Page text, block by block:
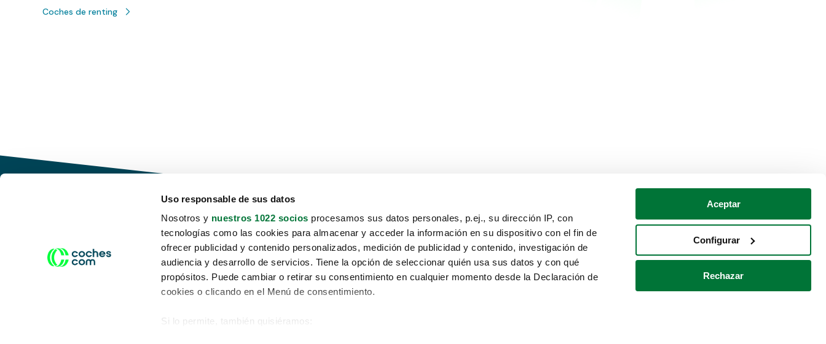
Uso responsable de sus datos
Nosotros y nuestros 1022 socios procesamos sus datos personales, p.ej., su dirección IP, con
tecnologías como las cookies para almacenar y acceder la información en su dispositivo con el fin de
ofrecer publicidad y contenido personalizados, medición de publicidad y contenido, investigación de
audiencia y desarrollo de servicios. Tiene la opción de seleccionar quién usa sus datos y con qué
propósitos. Puede cambiar o retirar su consentimiento en cualquier momento desde la Declaración de
cookies o clicando en el Menú de consentimiento.
Si lo permite, también quisiéramos:
Aceptar
Configurar
Rechazar
Coches de renting
Conduce tu futuro,
desata tu movilidad